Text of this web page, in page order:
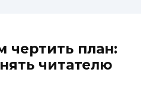
чертить план:
читателю